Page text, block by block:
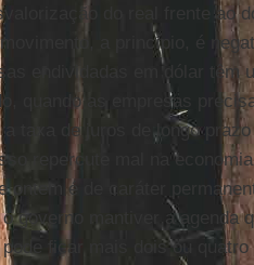
do real frente ao
a princípio, é
endividadas em dólar têm
quando as empresas
taxa de juros de longo
repercute mal na
ontem é de caráter
governo mantiver a agenda
ficar mais dois ou quatro